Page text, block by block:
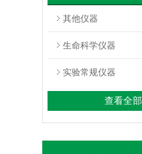
其他仪器
生命科学仪器
实验常规仪器
查看全部